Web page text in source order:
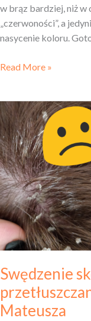
w brąz bardziej, niż w
„czerwoności”, a
nasycenie koloru.
Read More »
Swędzenie
Mateusza
Swędzenie
skóry
głowy,
przetłuszczanie
i łupież:
kuracja
Mateusza